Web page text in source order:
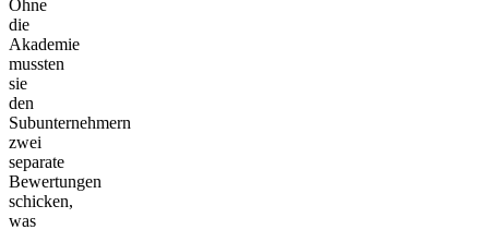
Ohne
die
Akademie
mussten
sie
den
Subunternehmern
zwei
separate
Bewertungen
schicken,
was